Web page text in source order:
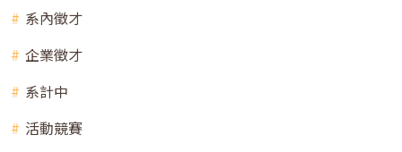
系內徵才
企業徵才
系計中
活動競賽